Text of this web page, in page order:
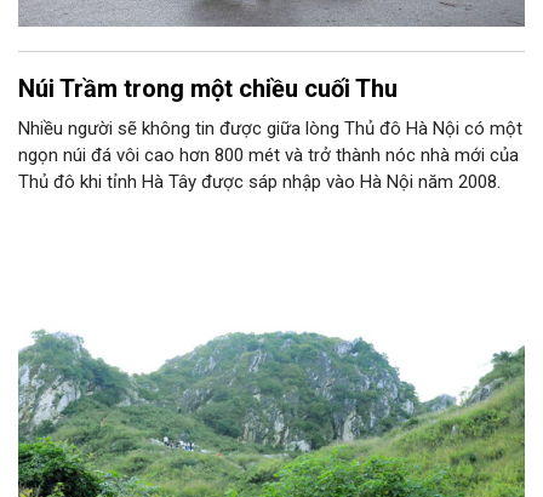
Núi Trầm trong một chiều cuối Thu
Nhiều người sẽ không tin được giữa lòng Thủ đô Hà Nội có một
ngọn núi đá vôi cao hơn 800 mét và trở thành nóc nhà mới của
Thủ đô khi tỉnh Hà Tây được sáp nhập vào Hà Nội năm 2008.